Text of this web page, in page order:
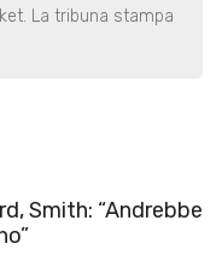
La tribuna stampa
Smith: “Andrebbe